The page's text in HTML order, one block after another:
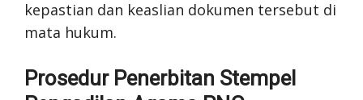
kepastian dan keaslian dokumen tersebut di
mata hukum.
Prosedur Penerbitan Stempel